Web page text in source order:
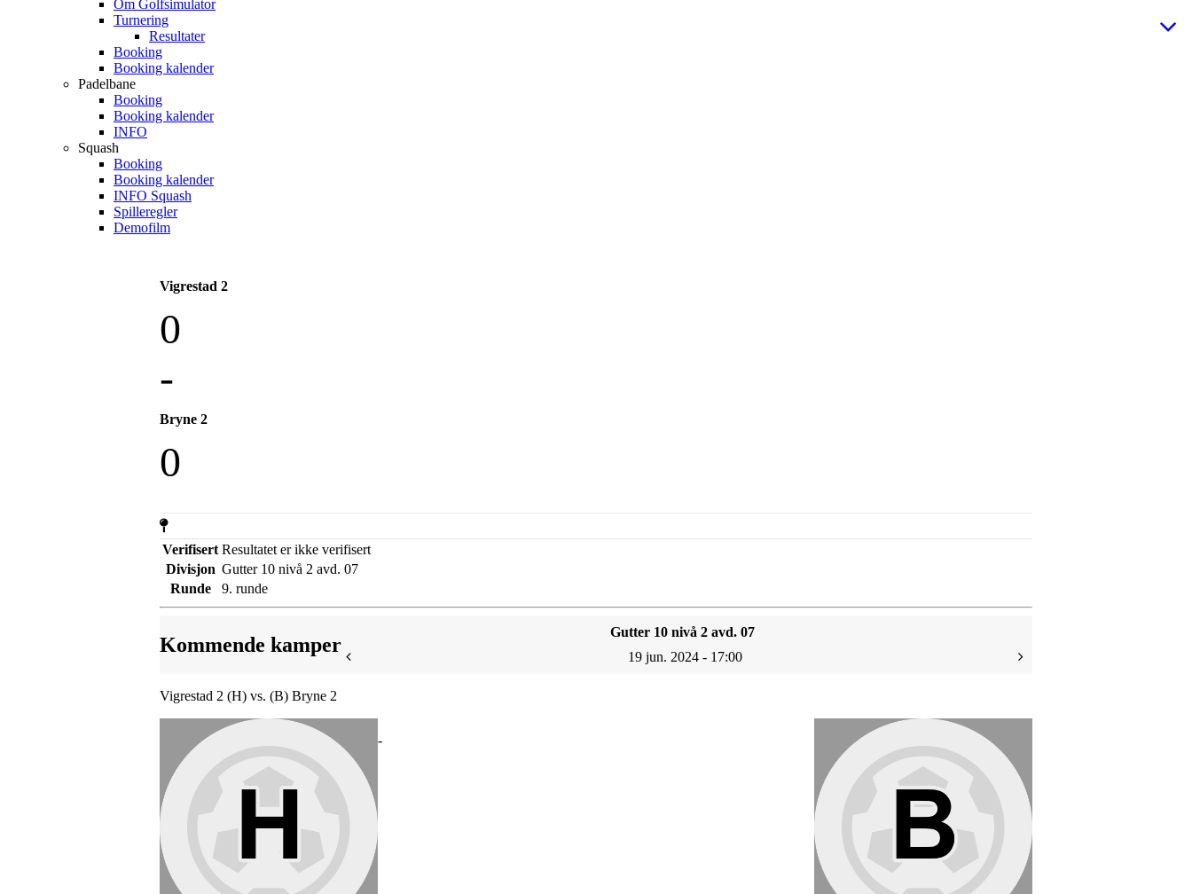
Om Golfsimulator
Turnering
Resultater
Booking
Booking kalender
Padelbane
Booking
Booking kalender
INFO
Squash
Booking
Booking kalender
INFO Squash
Spilleregler
Demofilm
Vigrestad 2
0
-
Bryne 2
0
Verifisert Resultatet er ikke verifisert
Divisjon Gutter 10 nivå 2 avd. 07
Runde
9. runde
Kommende kamper
Gutter 10 nivå 2 avd. 07
19 jun. 2024 - 17:00
Vigrestad 2 (H) vs. (B) Bryne 2
-